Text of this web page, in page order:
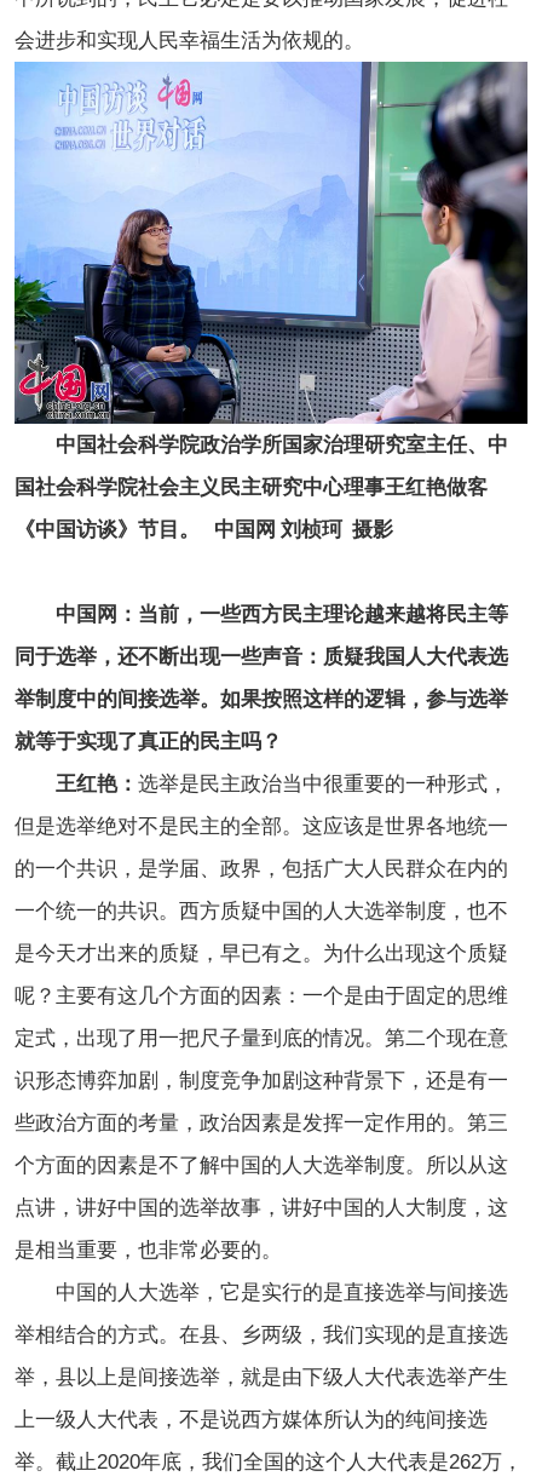
会进步和实现人民幸福生活为依规的。
中国社会科学院政治学所国家治理研究室主任、中
国社会科学院社会主义民主研究中心理事王红艳做客
《中国访谈》节目。 中国网 刘桢珂 摄影
中国网：当前，一些西方民主理论越来越将民主等
同于选举，还不断出现一些声音：质疑我国人大代表选
举制度中的间接选举。如果按照这样的逻辑，参与选举
就等于实现了真正的民主吗？
王红艳： 选举是民主政治当中很重要的一种形式，
但是选举绝对不是民主的全部。这应该是世界各地统一
的一个共识，是学届、政界，包括广大人民群众在内的
一个统一的共识。西方质疑中国的人大选举制度，也不
是今天才出来的质疑，早已有之。为什么出现这个质疑
呢？主要有这几个方面的因素：一个是由于固定的思维
定式，出现了用一把尺子量到底的情况。第二个现在意
识形态博弈加剧，制度竞争加剧这种背景下，还是有一
些政治方面的考量，政治因素是发挥一定作用的。第三
个方面的因素是不了解中国的人大选举制度。所以从这
点讲，讲好中国的选举故事，讲好中国的人大制度，这
是相当重要，也非常必要的。
中国的人大选举，它是实行的是直接选举与间接选
举相结合的方式。在县、乡两级，我们实现的是直接选
举，县以上是间接选举，就是由下级人大代表选举产生
上一级人大代表，不是说西方媒体所认为的纯间接选
举。截止2020年底，我们全国的这个人大代表是262万，